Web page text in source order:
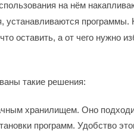
на нём
программы.
оставить, а от чего нужно
такие решения:
хранилищем. Оно
программ. Удобство